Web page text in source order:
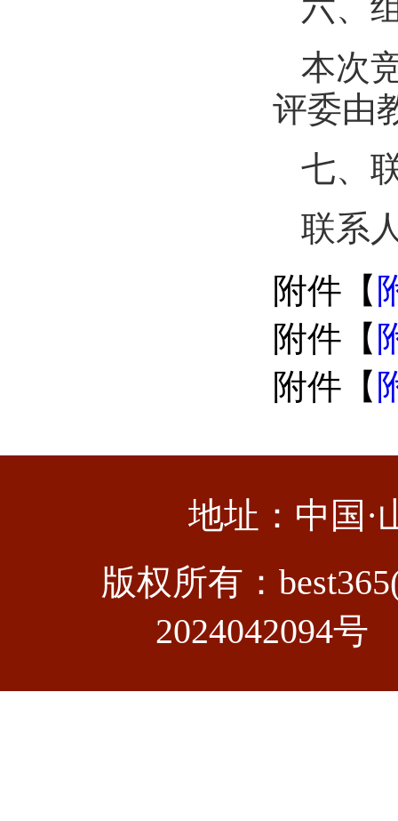
本次
评委由
七、
联系
附件【
附件【
附件【
地址：中国·
版权所有：
2024042094号